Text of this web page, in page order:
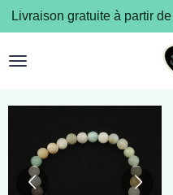
Passer
au
contenu
Livraison gratuite à partir